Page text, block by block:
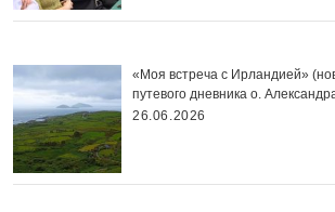
«Моя встреча с Ирландией»
путевого дневника о.
26.06.2026